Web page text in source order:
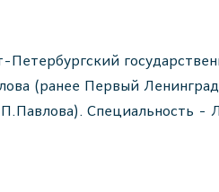
Петербургский
(ранее Первый
Специальность -